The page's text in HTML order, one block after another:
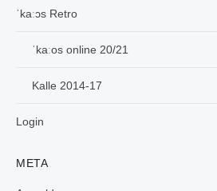
ˈkaːɔs Retro
ˈkaːos online 20/21
Kalle 2014-17
Login
META